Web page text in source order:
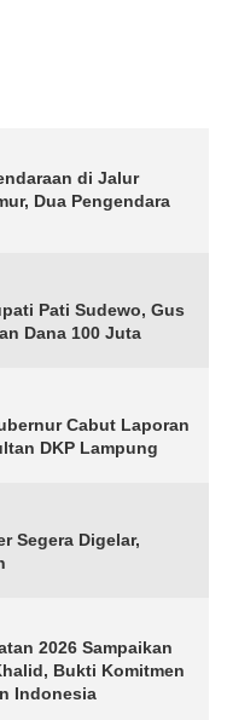
di Jalur
Dua Pengendara
Pati Sudewo, Gus
Dana 100 Juta
Cabut Laporan
DKP Lampung
Segera Digelar,
2026 Sampaikan
Bukti Komitmen
Indonesia